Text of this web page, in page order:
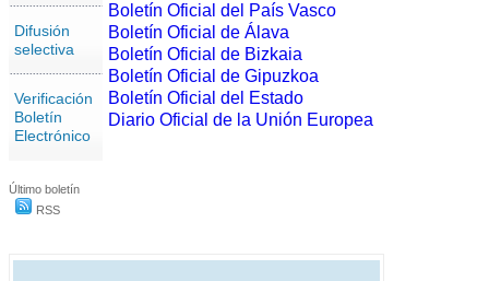
Difusión
selectiva
Verificación
Boletín
Electrónico
Último boletín
RSS
Boletín Oficial del País Vasco
Boletín Oficial de Álava
Boletín Oficial de Bizkaia
Boletín Oficial de Gipuzkoa
Boletín Oficial del Estado
Diario Oficial de la Unión Europea